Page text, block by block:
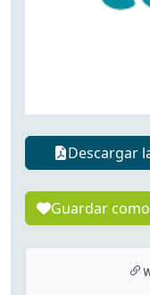
Descargar
Guardar